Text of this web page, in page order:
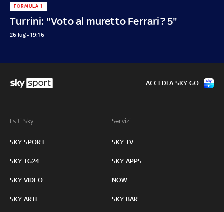
Turrini: "Voto al muretto Ferrari? 5"
FORMULA 1
26 lug - 19:16
I siti Sky:
SKY SPORT
SKY TG24
SKY VIDEO
SKY ARTE
Servizi:
SKY TV
SKY APPS
NOW
SKY BAR
ACCEDI A SKY GO